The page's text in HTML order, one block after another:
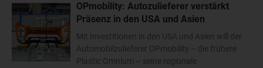
OPmobility: Autozulieferer verstärkt
Präsenz in den USA und Asien
Mit Investitionen in den USA und Asien will der
Automobilzulieferer OPmobility – die frühere
Plastic Omnium – seine regionale